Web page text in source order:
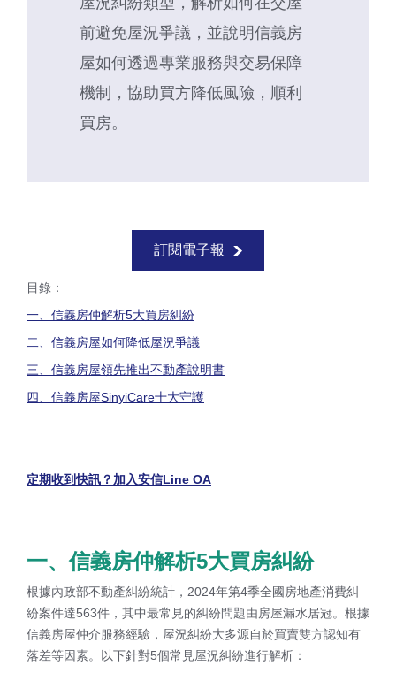
前避免屋況爭議，並說明信義房
屋如何透過專業服務與交易保障
機制，協助買方降低風險，順利
買房。
訂閱電子報
目錄：
一、信義房仲解析5大買房糾紛
二、信義房屋如何降低屋況爭議
三、 信義房屋領先推出不動產說明書
四、信義房屋SinyiCare十大守護
定期收到快訊？加入安信Line OA
一、信義房仲解析5大買房糾紛
根據內政部不動產糾紛統計，2024年第4季全國房地產消費糾
紛案件達563件，其中最常見的糾紛問題由房屋漏水居冠。根據
信義房屋仲介服務經驗，屋況糾紛大多源自於買賣雙方認知有
落差等因素。以下針對5個常見屋況糾紛進行解析：